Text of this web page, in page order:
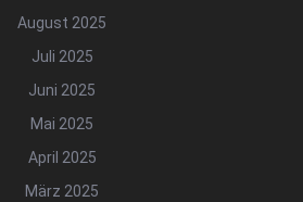
August 2025
Juli 2025
Juni 2025
Mai 2025
April 2025
März 2025